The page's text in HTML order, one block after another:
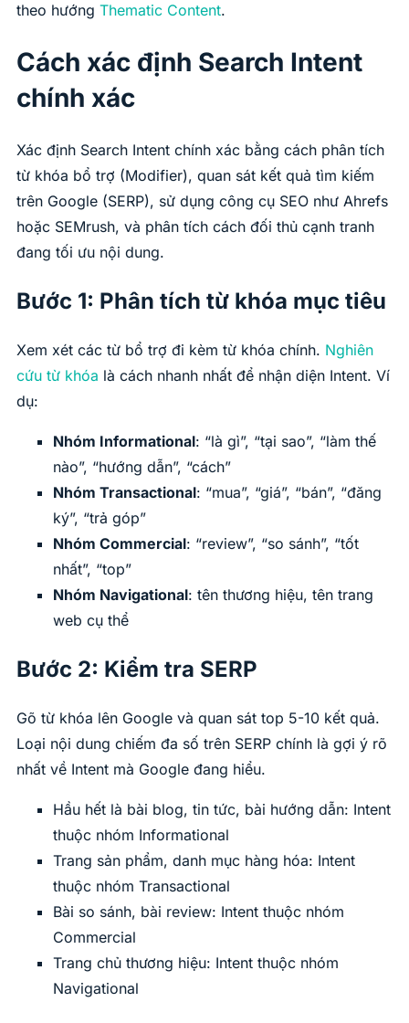
theo hướng Thematic Content.
Cách xác định Search Intent
chính xác
Xác định Search Intent chính xác bằng cách phân tích
từ khóa bổ trợ (Modifier), quan sát kết quả tìm kiếm
trên Google (SERP), sử dụng công cụ SEO như Ahrefs
hoặc SEMrush, và phân tích cách đối thủ cạnh tranh
đang tối ưu nội dung.
Bước 1: Phân tích từ khóa mục tiêu
Xem xét các từ bổ trợ đi kèm từ khóa chính. Nghiên
cứu từ khóa là cách nhanh nhất để nhận diện Intent. Ví
dụ:
Nhóm Informational: “là gì”, “tại sao”, “làm thế
nào”, “hướng dẫn”, “cách”
Nhóm Transactional: “mua”, “giá”, “bán”, “đăng
ký”, “trả góp”
Nhóm Commercial: “review”, “so sánh”, “tốt
nhất”, “top”
Nhóm Navigational: tên thương hiệu, tên trang
web cụ thể
Bước 2: Kiểm tra SERP
Gõ từ khóa lên Google và quan sát top 5-10 kết quả.
Loại nội dung chiếm đa số trên SERP chính là gợi ý rõ
nhất về Intent mà Google đang hiểu.
Hầu hết là bài blog, tin tức, bài hướng dẫn: Intent
thuộc nhóm Informational
Trang sản phẩm, danh mục hàng hóa: Intent
thuộc nhóm Transactional
Bài so sánh, bài review: Intent thuộc nhóm
Commercial
Trang chủ thương hiệu: Intent thuộc nhóm
Navigational